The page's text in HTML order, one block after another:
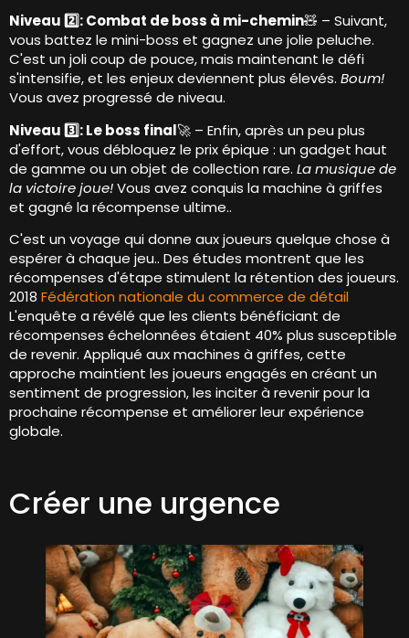
Niveau 2️⃣: Combat de boss à mi-chemin🧸 – Suivant,
vous battez le mini-boss et gagnez une jolie peluche.
C'est un joli coup de pouce, mais maintenant le défi
s'intensifie, et les enjeux deviennent plus élevés. Boum!
Vous avez progressé de niveau.
Niveau 3️⃣: Le boss final🚀 – Enfin, après un peu plus
d'effort, vous débloquez le prix épique : un gadget haut
de gamme ou un objet de collection rare. La musique de
la victoire joue!Vous avez conquis la machine à griffes
et gagné la récompense ultime..
C'est un voyage qui donne aux joueurs quelque chose à
espérer à chaque jeu.. Des études montrent que les
récompenses d'étape stimulent la rétention des joueurs.
2018 Fédération nationale du commerce de détail
L'enquête a révélé que les clients bénéficiant de
récompenses échelonnées étaient 40% plus susceptible
de revenir. Appliqué aux machines à griffes, cette
approche maintient les joueurs engagés en créant un
sentiment de progression, les inciter à revenir pour la
prochaine récompense et améliorer leur expérience
globale.
Créer une urgence